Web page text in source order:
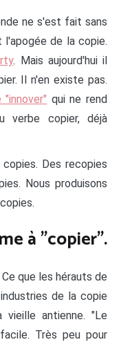
ne s'est fait sans
l'apogée de la copie.
. Mais aujourd'hui il
Il n'en existe pas.
"innover" qui ne rend
verbe copier, déjà
Des recopies
Nous produisons
à "copier".
que les hérauts de
de la copie
vieille antienne. "Le
Très peu pour